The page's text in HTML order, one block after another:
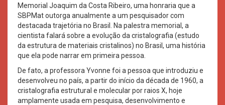
Memorial Joaquim da Costa Ribeiro, uma honraria que a
SBPMat outorga anualmente a um pesquisador com
destacada trajetória no Brasil. Na palestra memorial, a
cientista falará sobre a evolução da cristalografia (estudo
da estrutura de materiais cristalinos) no Brasil, uma história
que ela pode narrar em primeira pessoa.
De fato, a professora Yvonne foi a pessoa que introduziu e
desenvolveu no país, a partir do início da década de 1960, a
cristalografia estrutural e molecular por raios X, hoje
amplamente usada em pesquisa, desenvolvimento e